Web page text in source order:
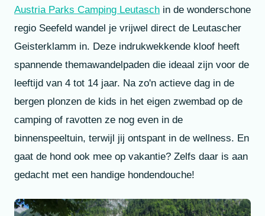
Austria Parks Camping Leutasch in de wonderschone
regio Seefeld wandel je vrijwel direct de Leutascher
Geisterklamm in. Deze indrukwekkende kloof heeft
spannende themawandelpaden die ideaal zijn voor de
leeftijd van 4 tot 14 jaar. Na zo'n actieve dag in de
bergen plonzen de kids in het eigen zwembad op de
camping of ravotten ze nog even in de
binnenspeeltuin, terwijl jij ontspant in de wellness. En
gaat de hond ook mee op vakantie? Zelfs daar is aan
gedacht met een handige hondendouche!